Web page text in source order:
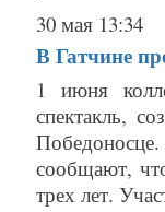
30 мая 13:34
В Гатчине
1 июня
спектакль,
сообщают,
трех лет.